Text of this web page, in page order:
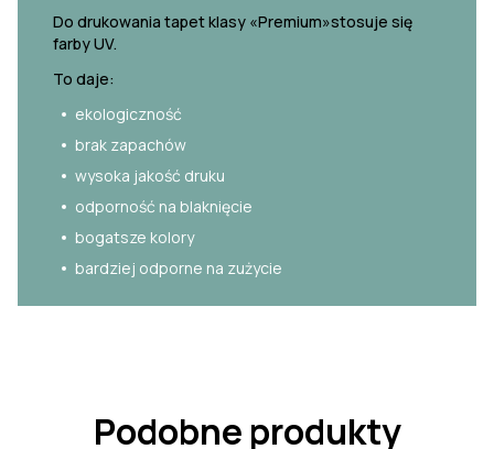
Do drukowania tapet klasy «Premium»stosuje się
farby UV.
To daje:
ekologiczność
brak zapachów
wysoka jakość druku
odporność na blaknięcie
bogatsze kolory
bardziej odporne na zużycie
Podobne produkty